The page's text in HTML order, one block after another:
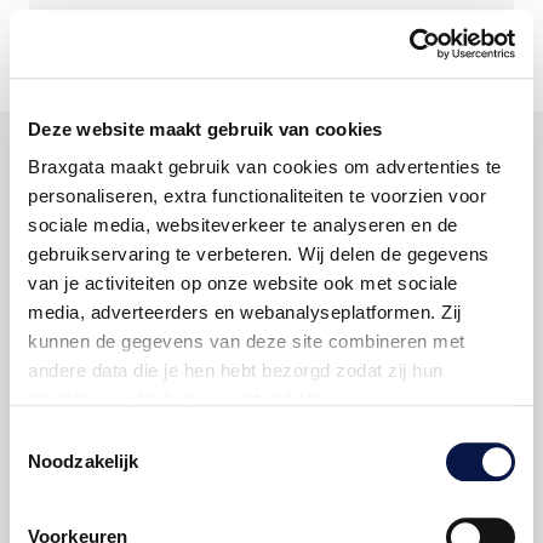
Deze website maakt gebruik van cookies
Braxgata maakt gebruik van cookies om advertenties te
personaliseren, extra functionaliteiten te voorzien voor
sociale media, websiteverkeer te analyseren en de
gebruikservaring te verbeteren. Wij delen de gegevens
van je activiteiten op onze website ook met sociale
media, adverteerders en webanalyseplatformen. Zij
kunnen de gegevens van deze site combineren met
andere data die je hen hebt bezorgd zodat zij hun
Indien je dat toestaat, kunnen wij of onze partners onder
Noodzakelijk
Voorkeuren